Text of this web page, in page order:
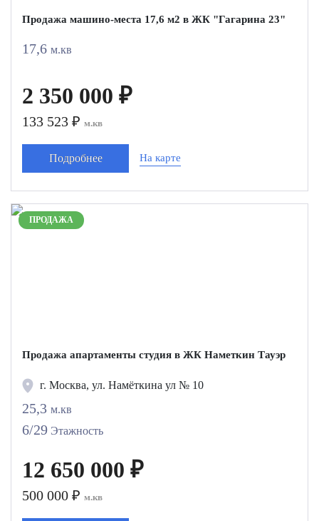
Продажа машино-места 17,6 м2 в ЖК "Гагарина 23"
17,6 м.кв
2 350 000 ₽
133 523 ₽ м.кв
Подробнее На карте
ПРОДАЖА
Продажа апартаменты студия в ЖК Наметкин Тауэр
г. Москва, ул. Намёткина ул № 10
25,3 м.кв
6/29 Этажность
12 650 000 ₽
500 000 ₽ м.кв